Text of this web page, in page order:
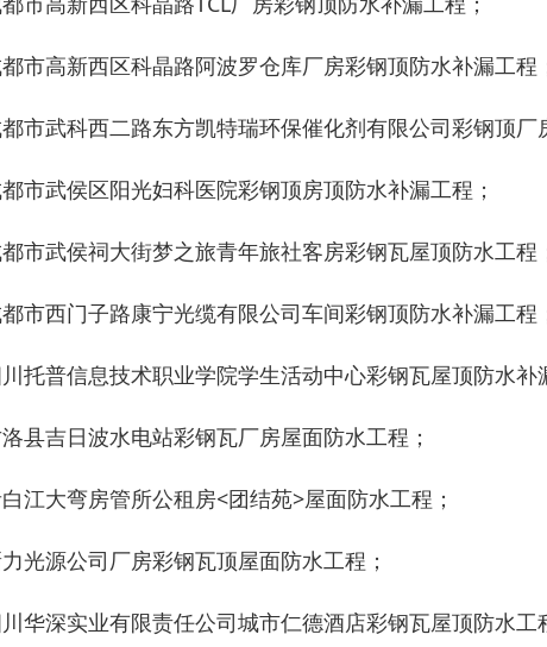
市高新西区科晶路阿波罗仓库厂房彩钢顶防水补漏工程
市武科西二路东方凯特瑞环保催化剂有限公司彩钢顶厂
市武侯区阳光妇科医院彩钢顶房顶防水补漏工程；
市武侯祠大街梦之旅青年旅社客房彩钢瓦屋顶防水工程
市西门子路康宁光缆有限公司车间彩钢顶防水补漏工程
托普信息技术职业学院学生活动中心彩钢瓦屋顶防水补
县吉日波水电站彩钢瓦厂房屋面防水工程；
江大弯房管所公租房<团结苑>屋面防水工程；
光源公司厂房彩钢瓦顶屋面防水工程；
华深实业有限责任公司城市仁德酒店彩钢瓦屋顶防水工